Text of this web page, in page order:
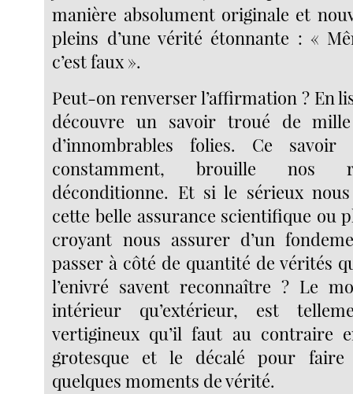
manière absolument originale et
pleins d’une vérité étonnante : «
c’est faux ».
Peut-on renverser l’affirmation ? En
découvre un savoir troué de
d’innombrables folies. Ce
constamment, brouille nos
déconditionne. Et si le sérieux
cette belle assurance scientifique ou
croyant nous assurer d’un
passer à côté de quantité de vérités
l’enivré savent reconnaître ? Le
intérieur qu’extérieur, est
vertigineux qu’il faut au contraire
grotesque et le décalé pour faire
quelques moments de vérité.